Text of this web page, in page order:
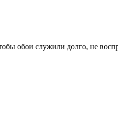
обои служили долго, не